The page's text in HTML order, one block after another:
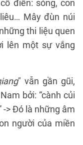
điển: sóng, con
Mây đùn núi
thi liệu quen
lên một sự vắng
" vẫn gần gũi,
bởi: “cành củi
-> Đó là những âm
người của miền